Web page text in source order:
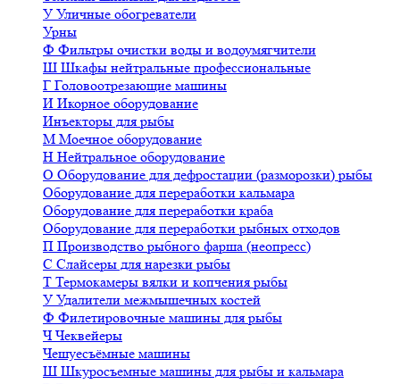
У Уличные обогреватели
Урны
Ф Фильтры очистки воды и водоумягчители
Ш Шкафы нейтральные профессиональные
Г Головоотрезающие машины
И Икорное оборудование
Инъекторы для рыбы
М Моечное оборудование
Н Нейтральное оборудование
О Оборудование для дефростации (разморозки) рыбы
Оборудование для переработки кальмара
Оборудование для переработки краба
Оборудование для переработки рыбных отходов
П Производство рыбного фарша (неопресс)
С Слайсеры для нарезки рыбы
Т Термокамеры вялки и копчения рыбы
У Удалители межмышечных костей
Ф Филетировочные машины для рыбы
ЧЧеквейеры
Чешуесъёмные машины
Ш Шкуросъемные машины для рыбы и кальмара